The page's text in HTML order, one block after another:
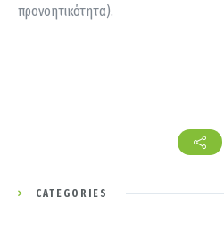
προνοητικότητα).
CATEGORIES